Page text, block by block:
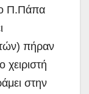
ο Π.Πάπα
πήραν
χειριστή
στην